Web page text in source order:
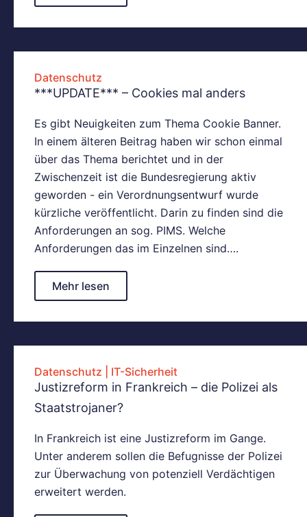
Datenschutz
***UPDATE*** – Cookies mal anders
Es gibt Neuigkeiten zum Thema Cookie Banner.
In einem älteren Beitrag haben wir schon einmal
über das Thema berichtet und in der
Zwischenzeit ist die Bundesregierung aktiv
geworden - ein Verordnungsentwurf wurde
kürzliche veröffentlicht. Darin zu finden sind die
Anforderungen an sog. PIMS. Welche
Anforderungen das im Einzelnen sind….
Mehr lesen
Datenschutz IT-Sicherheit
Justizreform in Frankreich – die Polizei als
Staatstrojaner?
In Frankreich ist eine Justizreform im Gange.
Unter anderem sollen die Befugnisse der Polizei
zur Überwachung von potenziell Verdächtigen
erweitert werden.